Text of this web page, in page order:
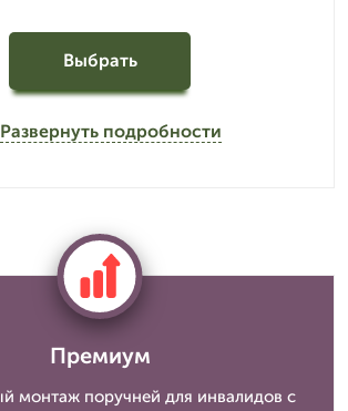
Выбрать
Развернуть подробности
Премиум
монтаж поручней для инвалидов с